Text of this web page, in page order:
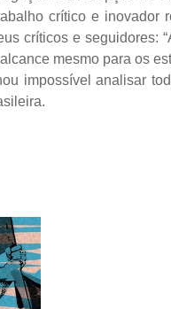
crítico e inovador
críticos e seguidores:
mesmo para os
impossível analisar